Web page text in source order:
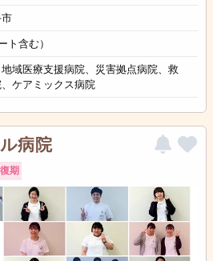
ト含む）
域医療支援病院、災害拠点病院、救
ケアミックス病院
病院
期